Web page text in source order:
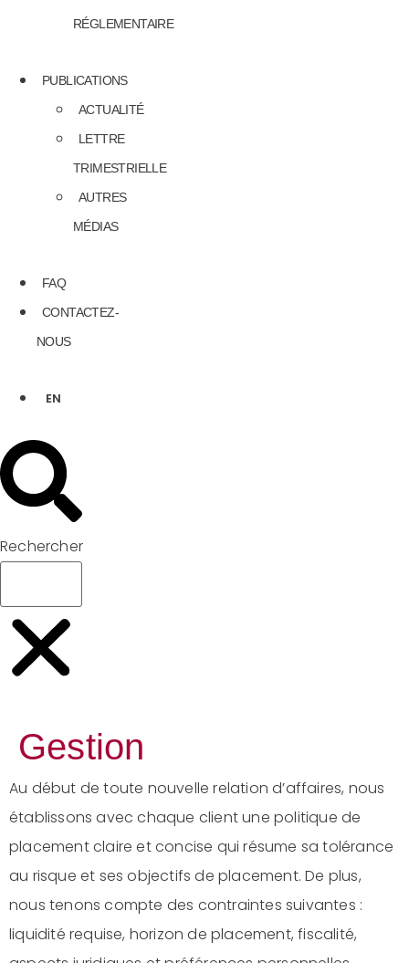
RÉGLEMENTAIRE
PUBLICATIONS
ACTUALITÉ
LETTRE
TRIMESTRIELLE
AUTRES
MÉDIAS
FAQ
CONTACTEZ-
NOUS
EN
Rechercher
Gestion
Au début de toute nouvelle relation d’affaires, nous
établissons avec chaque client une politique de
placement claire et concise qui résume sa tolérance
au risque et ses objectifs de placement. De plus,
nous tenons compte des contraintes suivantes :
liquidité requise, horizon de placement, fiscalité,